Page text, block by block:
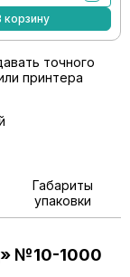
корзину
точного
принтера
Габариты
упаковки
№10-1000